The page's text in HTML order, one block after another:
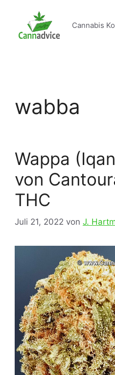
springen
Cannabis
wabba
Wappa
von
THC
Juli 21, 2022 von J.